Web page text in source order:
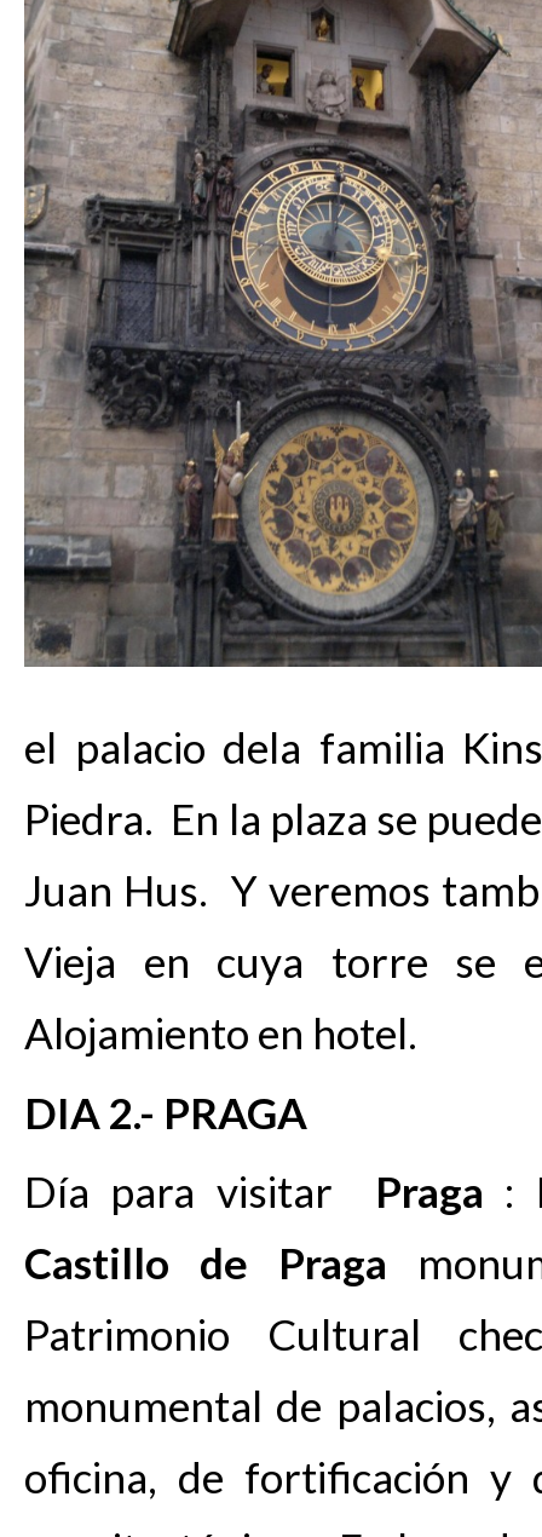
el palacio dela familia
Piedra. En la plaza se
Juan Hus. Y veremos
Vieja en cuya torre se
Alojamiento en hotel.
DIA 2.- PRAGA
Día para visitar Praga :
Castillo de Praga
Patrimonio Cultural
monumental de palacios,
oficina, de fortificación y